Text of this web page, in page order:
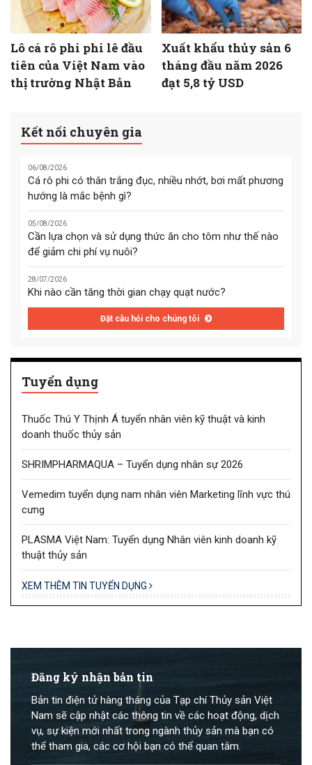
Lô cá rô phi phi lê đầu
tiên của Việt Nam vào
thị trường Nhật Bản
Xuất khẩu thủy sản 6
tháng đầu năm 2026
đạt 5,8 tỷ USD
Kết nối chuyên gia
06/08/2026
Cá rô phi có thân trắng đục, nhiều nhớt, bơi mất phương
hướng là mắc bệnh gì?
05/08/2026
Cần lựa chọn và sử dụng thức ăn cho tôm như thế nào
để giảm chi phí vụ nuôi?
28/07/2026
Khi nào cần tăng thời gian chạy quạt nước?
Đặt câu hỏi cho chúng tôi
Tuyển dụng
Thuốc Thú Y Thịnh Á tuyển nhân viên kỹ thuật và kinh
doanh thuốc thủy sản
SHRIMPHARMAQUA – Tuyển dụng nhân sự 2026
Vemedim tuyển dụng nam nhân viên Marketing lĩnh vực thú
cưng
PLASMA Việt Nam: Tuyển dụng Nhân viên kinh doanh kỹ
thuật thủy sản
XEM THÊM TIN TUYỂN DỤNG
Đăng ký nhận bản tin
Bản tin điện tử hàng tháng của Tạp chí Thủy sản Việt
Nam sẽ cập nhật các thông tin về các hoạt động, dịch
vụ, sự kiện mới nhất trong ngành thủy sản mà bạn có
thể tham gia, các cơ hội bạn có thể quan tâm.